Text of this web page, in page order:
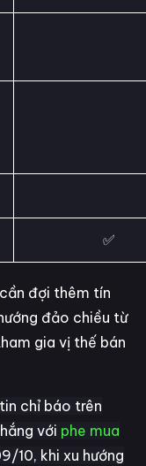
✅
đợi thêm tín
đảo chiều từ
gia vị thế bán
chỉ báo trên
với phe mua
10, khi xu hướng